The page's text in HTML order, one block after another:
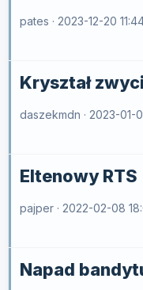
pates · 2023-12-20
Kryształ
daszekmdn · 2023-01-
Eltenowy RTS
pajper · 2022-02-08
Napad